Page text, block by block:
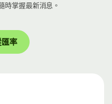
時掌握最新消息。
率